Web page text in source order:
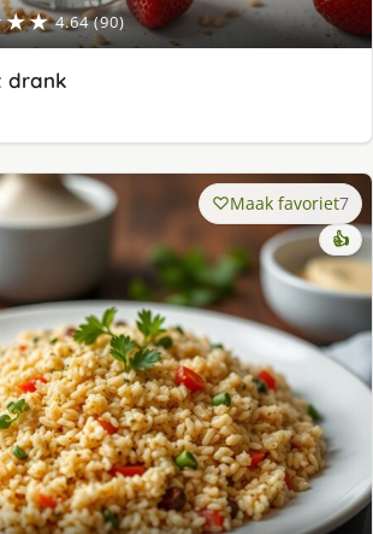
4.64 (90)
drank
Maak favoriet7
👍